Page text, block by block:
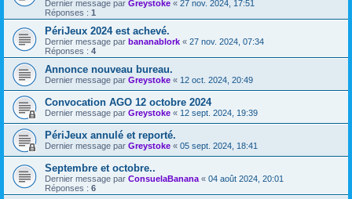
Dernier message par Greystoke « 27 nov. 2024, 17:51
Réponses : 1
PériJeux 2024 est achevé.
Dernier message par bananablork « 27 nov. 2024, 07:34
Réponses : 4
Annonce nouveau bureau.
Dernier message par Greystoke « 12 oct. 2024, 20:49
Convocation AGO 12 octobre 2024
Dernier message par Greystoke « 12 sept. 2024, 19:39
PériJeux annulé et reporté.
Dernier message par Greystoke « 05 sept. 2024, 18:41
Septembre et octobre..
Dernier message par ConsuelaBanana « 04 août 2024, 20:01
Réponses : 6